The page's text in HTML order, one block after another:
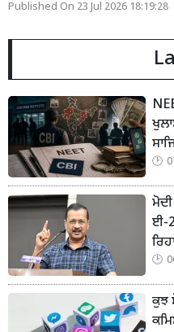
Published On 23 Jul 2026 18:19:28
ਈ-
ਕੁਝ